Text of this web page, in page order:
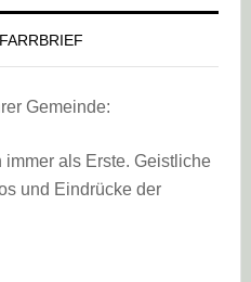
Gemeinde:
als Erste. Geistliche
und Eindrücke der